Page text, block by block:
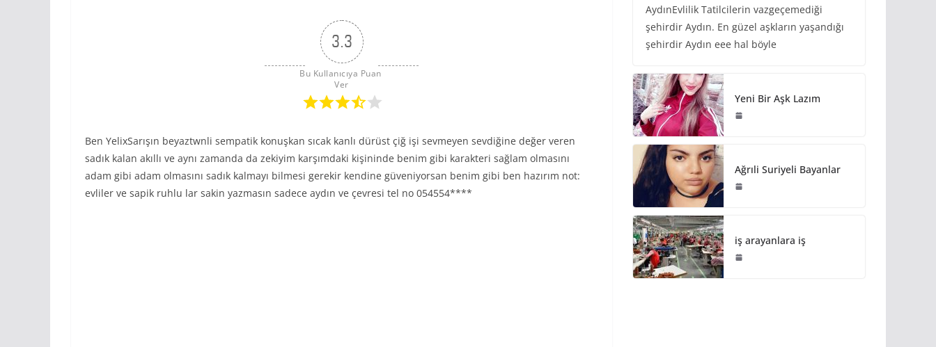
3.3
Bu Kullanıcıya Puan
Ver
Ben YelixSarışın beyaztwnli sempatik konuşkan sıcak kanlı dürüst çiğ işi sevmeyen sevdiğine değer veren
sadık kalan akıllı ve aynı zamanda da zekiyim karşımdaki kişininde benim gibi karakteri sağlam olmasını
adam gibi adam olmasını sadık kalmayı bilmesi gerekir kendine güveniyorsan benim gibi ben hazırım not:
evliler ve sapik ruhlu lar sakin yazmasın sadece aydın ve çevresi tel no 054554****
AydınEvlilik Tatilcilerin vazgeçemediği
şehirdir Aydın. En güzel aşkların yaşandığı
şehirdir Aydın eee hal böyle
Yeni Bir Aşk Lazım
Ağrıli Suriyeli Bayanlar
iş arayanlara iş